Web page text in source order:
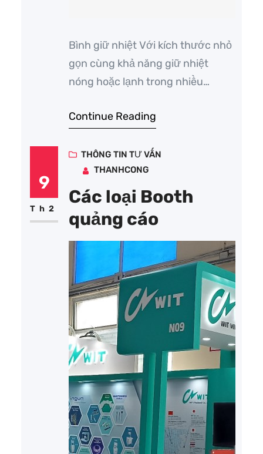
Bình giữ nhiệt Với kích thước nhỏ
gọn cùng khả năng giữ nhiệt
nóng hoặc lạnh trong nhiều
dụng được nhiều người lựa chọn
trường hiện nay, cái tên được
nhắc đến là bình giữ nhiệt
Lock&Lock, ngoài ra còn các…
Continue Reading
9
Th2
THÔNG TIN TƯ VẤN
THANHCONG
Các loại Booth
quảng cáo